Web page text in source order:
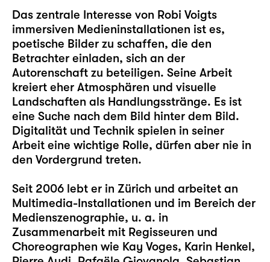
Das zentrale Interesse von Robi Voigts
immersiven Medieninstallationen ist es,
poetische Bilder zu schaffen, die den
Betrachter einladen, sich an der
Autorenschaft zu beteiligen. Seine Arbeit
kreiert eher Atmosphären und visuelle
Landschaften als Handlungsstränge. Es ist
eine Suche nach dem Bild hinter dem Bild.
Digitalität und Technik spielen in seiner
Arbeit eine wichtige Rolle, dürfen aber nie in
den Vordergrund treten.
Seit 2006 lebt er in Zürich und arbeitet an
Multimedia-Installationen und im Bereich der
Medienszenographie, u. a. in
Zusammenarbeit mit Regisseuren und
Choreographen wie Kay Voges, Karin Henkel,